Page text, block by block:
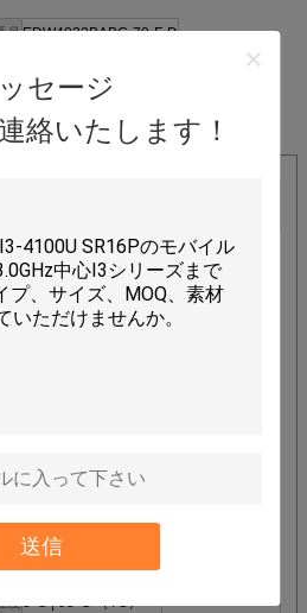
セージ
絡いたします！
送信
号EDW4032BABG-70-F-D
ミクロン
装皿のパッケージ
不平
）EAR99
装 皿
数1,75GHz
ス平行
給1.31 V | 1.65ボルト
度0°C | 95°C （TC）